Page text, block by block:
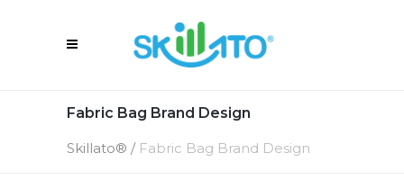
Fabric Bag Brand Design
Skillato® / Fabric Bag Brand Design